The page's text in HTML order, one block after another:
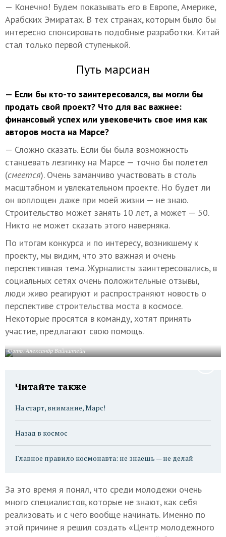
— Конечно! Будем показывать его в Европе, Америке,
Арабских Эмиратах. В тех странах, которым было бы
интересно спонсировать подобные разработки. Китай
стал только первой ступенькой.
Путь марсиан
— Если бы кто-то заинтересовался, вы могли бы
продать свой проект? Что для вас важнее:
финансовый успех или увековечить свое имя как
авторов моста на Марсе?
— Сложно сказать. Если бы была возможность
станцевать лезгинку на Марсе — точно бы полетел
(смеется). Очень заманчиво участвовать в столь
масштабном и увлекательном проекте. Но будет ли
он воплощен даже при моей жизни — не знаю.
Строительство может занять 10 лет, а может — 50.
Никто не может сказать этого наверняка.
По итогам конкурса и по интересу, возникшему к
проекту, мы видим, что это важная и очень
перспективная тема. Журналисты заинтересовались, в
социальных сетях очень положительные отзывы,
люди живо реагируют и распространяют новость о
перспективе строительства моста в космосе.
Некоторые просятся в команду, хотят принять
участие, предлагают свою помощь.
Фото: Александр Вайнштейн
Читайте также
На старт, внимание, Марс!
Назад в космос
Главное правило космонавта: не знаешь — не делай
За это время я понял, что среди молодежи очень
много специалистов, которые не знают, как себя
реализовать и с чего вообще начинать. Именно по
этой причине я решил создать «Центр молодежного